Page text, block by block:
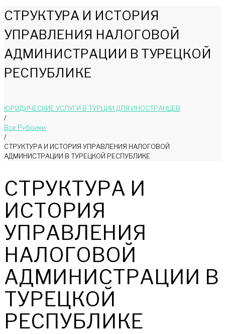
СТРУКТУРА И ИСТОРИЯ
УПРАВЛЕНИЯ НАЛОГОВОЙ
АДМИНИСТРАЦИИ В ТУРЕЦКОЙ
РЕСПУБЛИКЕ
ЮРИДИЧЕСКИЕ УСЛУГИ В ТУРЦИИ ДЛЯ ИНОСТРАНЦЕВ
/
Bce Pyбрики
/
СТРУКТУРА И ИСТОРИЯ УПРАВЛЕНИЯ НАЛОГОВОЙ
АДМИНИСТРАЦИИ В ТУРЕЦКОЙ РЕСПУБЛИКЕ
СТРУКТУРА И
ИСТОРИЯ
УПРАВЛЕНИЯ
НАЛОГОВОЙ
АДМИНИСТРАЦИИ В
ТУРЕЦКОЙ
РЕСПУБЛИКЕ